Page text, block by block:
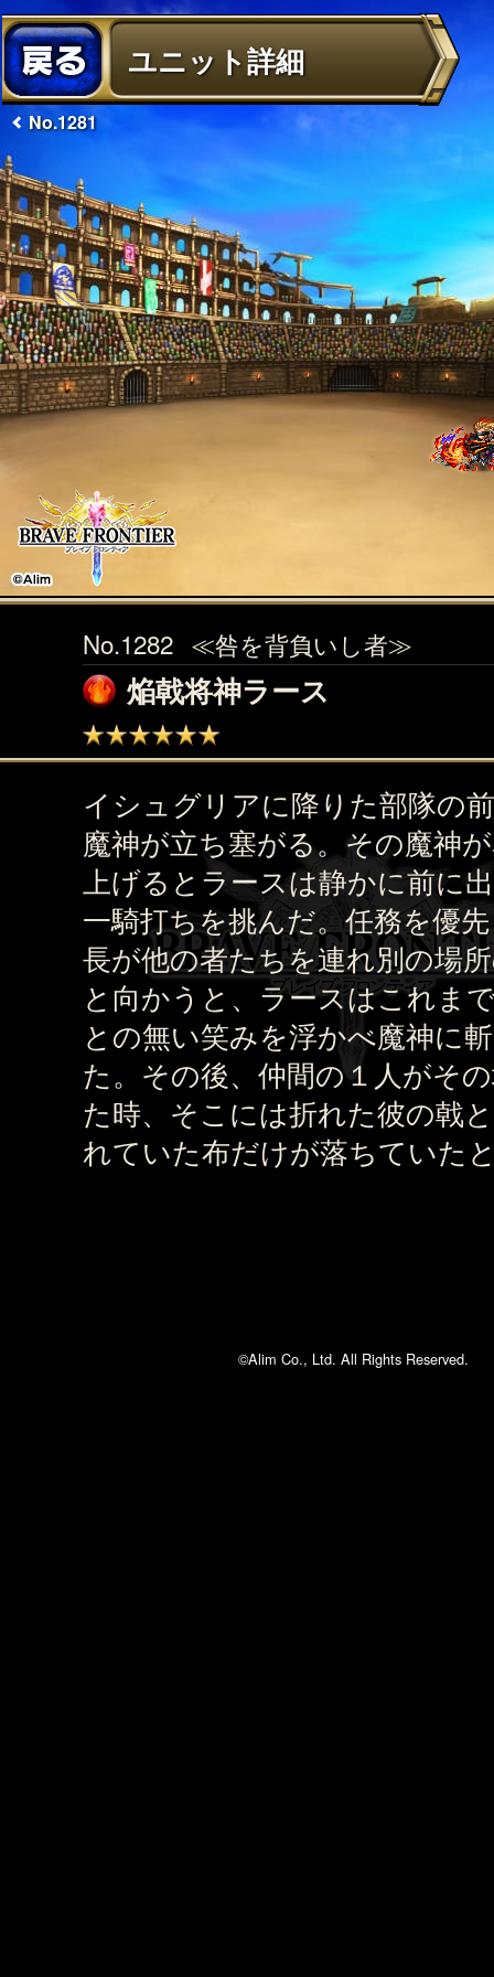
ユニット詳細
No.1281
No.1282 ≪咎を背負いし者≫
焔戟将神ラース
イシュグリアに降りた部隊の
魔神が立ち塞がる。その魔神
上げるとラースは静かに前に
一騎打ちを挑んだ。任務を優
長が他の者たちを連れ別の場
と向かうと、ラースはこれま
との無い笑みを浮かべ魔神に
た。その後、仲間の１人がそ
た時、そこには折れた彼の戟
れていた布だけが落ちていた
©Alim Co., Ltd. All Rights Reserved.